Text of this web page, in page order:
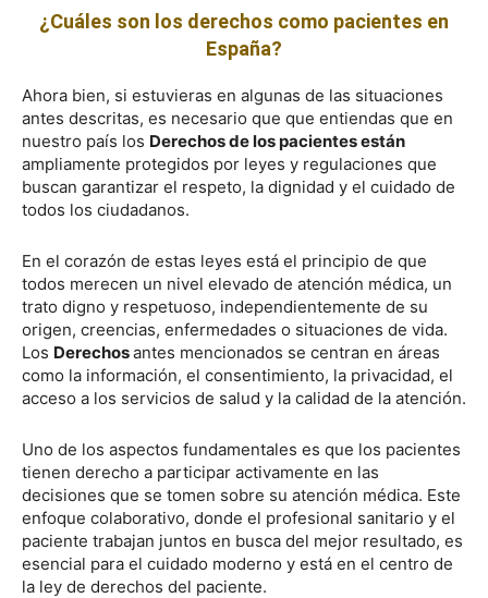
¿Cuáles son los derechos como pacientes en
España?
Ahora bien, si estuvieras en algunas de las situaciones
antes descritas, es necesario que que entiendas que en
nuestro país los Derechos de los pacientes están
ampliamente protegidos por leyes y regulaciones que
buscan garantizar el respeto, la dignidad y el cuidado de
todos los ciudadanos.
En el corazón de estas leyes está el principio de que
todos merecen un nivel elevado de atención médica, un
trato digno y respetuoso, independientemente de su
origen, creencias, enfermedades o situaciones de vida.
Los Derechosantes mencionados se centran en áreas
como la información, el consentimiento, la privacidad, el
acceso a los servicios de salud y la calidad de la atención.
Uno de los aspectos fundamentales es que los pacientes
tienen derecho a participar activamente en las
decisiones que se tomen sobre su atención médica. Este
enfoque colaborativo, donde el profesional sanitario y el
paciente trabajan juntos en busca del mejor resultado, es
esencial para el cuidado moderno y está en el centro de
la ley de derechos del paciente.